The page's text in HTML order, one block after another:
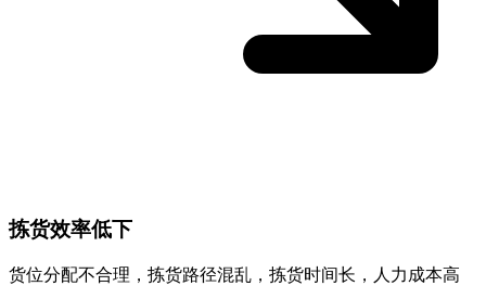
拣货效率低下
货位分配不合理，拣货路径混乱，拣货时间长，人力成本高